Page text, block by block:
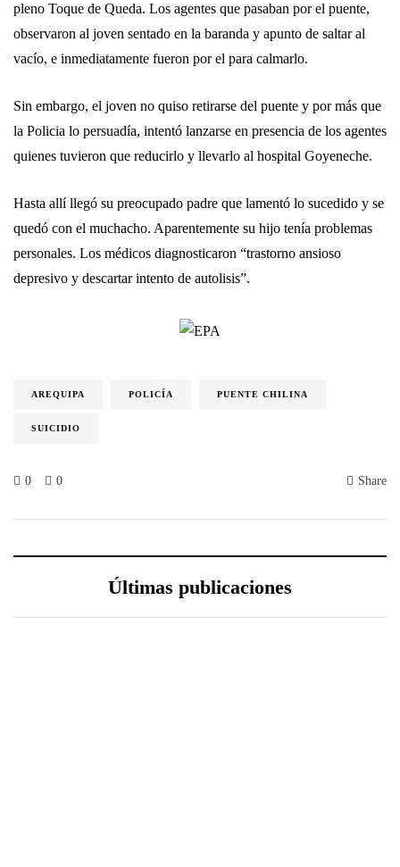
pleno Toque de Queda. Los agentes que pasaban por el puente,
observaron al joven sentado en la baranda y apunto de saltar al
vacío, e inmediatamente fueron por el para calmarlo.
Sin embargo, el joven no quiso retirarse del puente y por más que
la Policia lo persuadía, intentó lanzarse en presencia de los agentes
quienes tuvieron que reducirlo y llevarlo al hospital Goyeneche.
Hasta allí llegó su preocupado padre que lamentó lo sucedido y se
quedó con el muchacho. Aparentemente su hijo tenía problemas
personales. Los médicos diagnosticaron “trastorno ansioso
depresivo y descartar intento de autolisis”.
AREQUIPA POLICÍA PUENTE CHILINA
SUICIDIO
0 0 Share
Últimas publicaciones